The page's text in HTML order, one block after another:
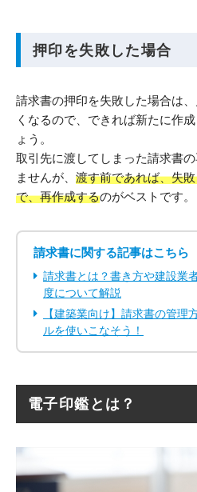
押印を失敗した場合
請求書の押印を失敗した場合は
くなるので、できれば新たに作
ょう。
取引先に渡してしまった請求書
ませんが、 渡す前であれば、失
で、再作成するのがベストです。
請求書に関する記事はこちら
請求書とは？書き方や建設業
度について解説
【建築業向け】請求書の管理
ルを使いこなそう！
電子印鑑とは？